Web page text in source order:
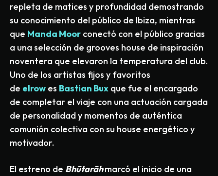
repleta de matices y profundidad demostrando
su conocimiento del público de Ibiza, mientras
que Manda Moor conectó con el público gracias
a una selección de grooves house de inspiración
noventera que elevaron la temperatura del club.
Uno de los artistas fijos y favoritos
de elrow es Bastian Bux que fue el encargado
de completar el viaje con una actuación cargada
de personalidad y momentos de auténtica
comunión colectiva con su house energético y
motivador.
El estreno de Bhūtarāhmarcó el inicio de una